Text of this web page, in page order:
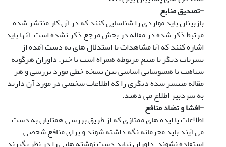
-تصدیق منابع
بازبینان باید مواردی را شناسایی کنند که در آن کار منتشر شده
مرتبط ذکر شده در مقاله در بخش مرجع ذکر نشده است. آنها باید
اشاره کنند که آیا مشاهدات یا استدلال های به دست آمده از
نشریات دیگر با منبع مربوطه همراه است یا خیر. داوران هرگونه
شباهت یا همپوشانی اساسی بین نسخه خطی مورد بررسی و هر
مقاله منتشر شده دیگری را که اطلاعات شخصی در مورد آن دارند
به سردبیر اطلاع می دهند.
-افشا و تضاد منافع
اطلاعات یا ایده های ممتازی که از طریق بررسی همتایان به دست
می آیند باید محرمانه نگه داشته شوند و برای منافع شخصی
استفاده نشوند. داوران نباید دست نوشته هایی را در نظر بگیرند